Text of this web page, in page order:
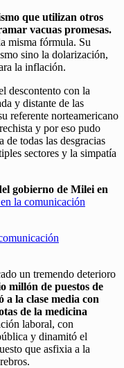
que utilizan otros
vacuas promesas.
misma fórmula. Su
sino la dolarización,
la inflación.
descontento con la
y distante de las
referente norteamericano
y por eso pudo
todas las desgracias
sectores y la simpatía
gobierno de Milei en
la comunicación
un tremendo deterioro
millón de puestos de
la clase media con
de la medicina
laboral, con
y dinamitó el
que asfixia a la